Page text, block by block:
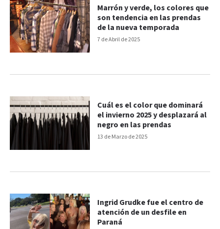
7 de Abril de 2025
Marrón y verde, los colores que
son tendencia en las prendas
de la nueva temporada
13 de Marzo de 2025
Cuál es el color que dominará
el invierno 2025 y desplazará al
negro en las prendas
Ingrid Grudke fue el centro de
atención de un desfile en
Paraná